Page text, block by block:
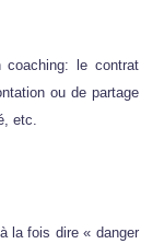
coaching: le contrat
ou de partage
etc.
la fois dire « danger